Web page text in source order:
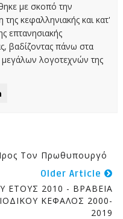
με σκοπό την
κεφαλληνιακής και κατ'
επτανησιακής
βαδίζοντας πάνω στα
μεγάλων λογοτεχνών της
Τον Πρωθυπουργό
Older Article
ΕΤΟΥΣ 2010 - ΒΡΑΒΕΙΑ
ΚΕΦΑΛΟΣ 2000-
2019